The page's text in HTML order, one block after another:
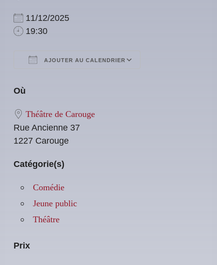
11/12/2025
19:30
AJOUTER AU CALENDRIER
Où
Théâtre de Carouge
Rue Ancienne 37
1227 Carouge
Catégorie(s)
Comédie
Jeune public
Théâtre
Prix